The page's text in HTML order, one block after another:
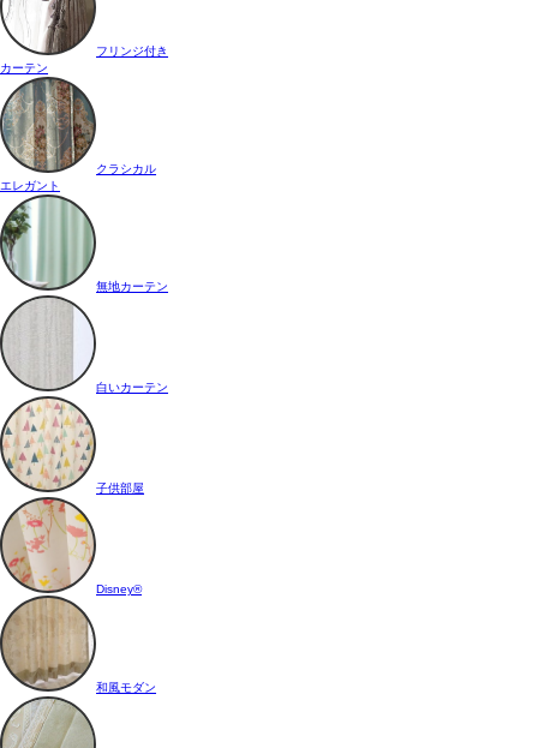
フリンジ付き
カーテン
クラシカル
エレガント
無地カーテン
白いカーテン
子供部屋
Disney®
和風モダン